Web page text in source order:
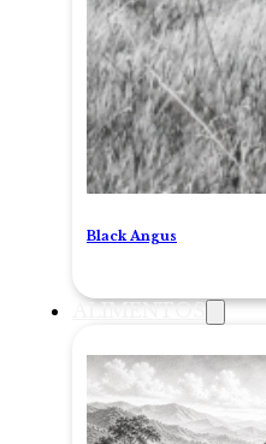
Black Angus
ALIMENTOS